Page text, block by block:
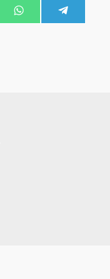
Share
on
WhatsApp
on